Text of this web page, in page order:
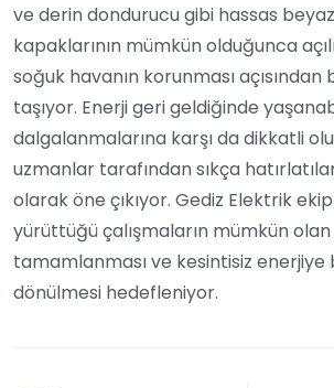
ve derin dondurucu gibi hassas
kapaklarının mümkün olduğunca
soğuk havanın korunması
taşıyor. Enerji geri geldiğinde
dalgalanmalarına karşı da dikkatli
uzmanlar tarafından sıkça
olarak öne çıkıyor. Gediz Elektrik
yürüttüğü çalışmaların mümkün olan
tamamlanması ve kesintisiz enerjiye
dönülmesi hedefleniyor.